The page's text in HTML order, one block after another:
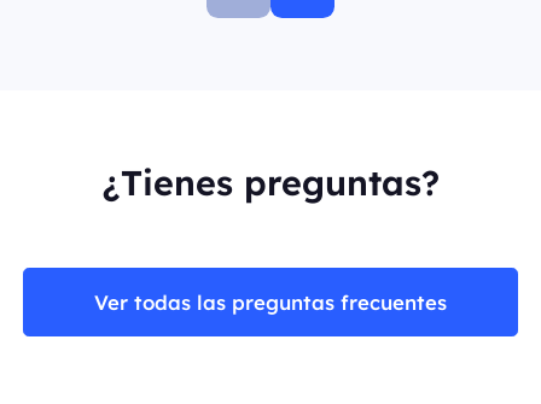
¿Tienes preguntas?
Ver todas las preguntas frecuentes